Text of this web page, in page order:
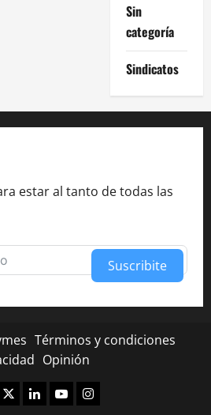
Sin
categoría
Sindicatos
estar al tanto de todas las
Suscribite
Términos y condiciones
Opinión
TwitterLinkedinYoutubeInstagram